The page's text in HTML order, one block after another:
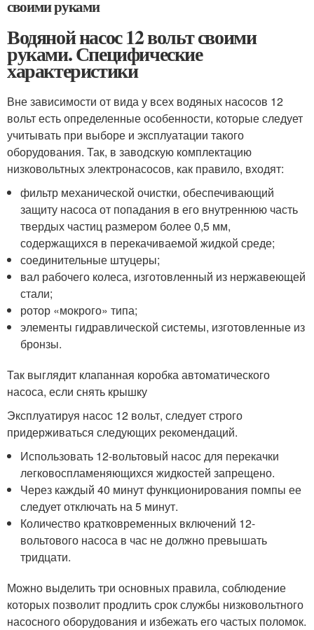
своими руками
Водяной насос 12 вольт своими
руками. Специфические
характеристики
Вне зависимости от вида у всех водяных насосов 12
вольт есть определенные особенности, которые следует
учитывать при выборе и эксплуатации такого
оборудования. Так, в заводскую комплектацию
низковольтных электронасосов, как правило, входят:
фильтр механической очистки, обеспечивающий
защиту насоса от попадания в его внутреннюю часть
твердых частиц размером более 0,5 мм,
содержащихся в перекачиваемой жидкой среде;
соединительные штуцеры;
вал рабочего колеса, изготовленный из нержавеющей
стали;
ротор «мокрого» типа;
элементы гидравлической системы, изготовленные из
бронзы.
Так выглядит клапанная коробка автоматического
насоса, если снять крышку
Эксплуатируя насос 12 вольт, следует строго
придерживаться следующих рекомендаций.
Использовать 12-вольтовый насос для перекачки
легковоспламеняющихся жидкостей запрещено.
Через каждый 40 минут функционирования помпы ее
следует отключать на 5 минут.
Количество кратковременных включений 12-
вольтового насоса в час не должно превышать
тридцати.
Можно выделить три основных правила, соблюдение
которых позволит продлить срок службы низковольтного
насосного оборудования и избежать его частых поломок.